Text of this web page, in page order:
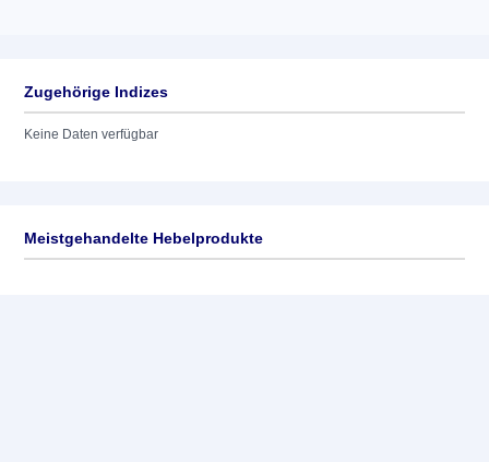
Zugehörige Indizes
Keine Daten verfügbar
Meistgehandelte Hebelprodukte